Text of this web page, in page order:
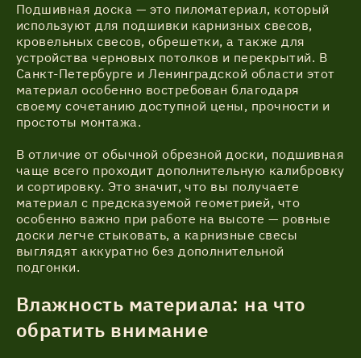
Подшивная доска — это пиломатериал, который
используют для подшивки карнизных свесов,
кровельных свесов, обрешетки, а также для
устройства черновых потолков и перекрытий. В
Санкт-Петербурге и Ленинградской области этот
материал особенно востребован благодаря
своему сочетанию доступной цены, прочности и
простоты монтажа.
В отличие от обычной обрезной доски, подшивная
чаще всего проходит дополнительную калибровку
и сортировку. Это значит, что вы получаете
материал с предсказуемой геометрией, что
особенно важно при работе на высоте — ровные
доски легче стыковать, а карнизные свесы
выглядят аккуратно без дополнительной
подгонки.
Влажность материала: на что
обратить внимание